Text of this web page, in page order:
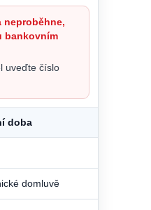
neproběhne,
bankovním
uveďte číslo
doba
domluvě